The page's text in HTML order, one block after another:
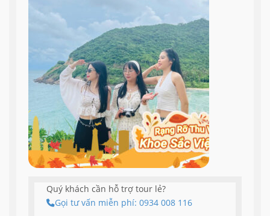
Quý khách cần hỗ trợ tour lẻ?
Gọi tư vấn miễn phí: 0934 008 116